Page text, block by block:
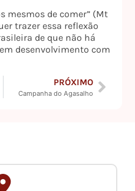
mesmos de comer” (Mt
trazer essa reflexão
de que não há
desenvolvimento com
PRÓXIMO
Campanha do Agasalho